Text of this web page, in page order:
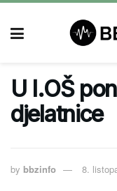
U I.OŠ
djelatnice
by bbzinfo 8.